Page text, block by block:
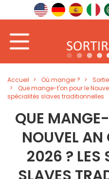
Accueil Où manger ?
Que mange-t'on pour le
spécialités slaves traditionnelles
QUE
NOUVEL AN
2026 ? LES